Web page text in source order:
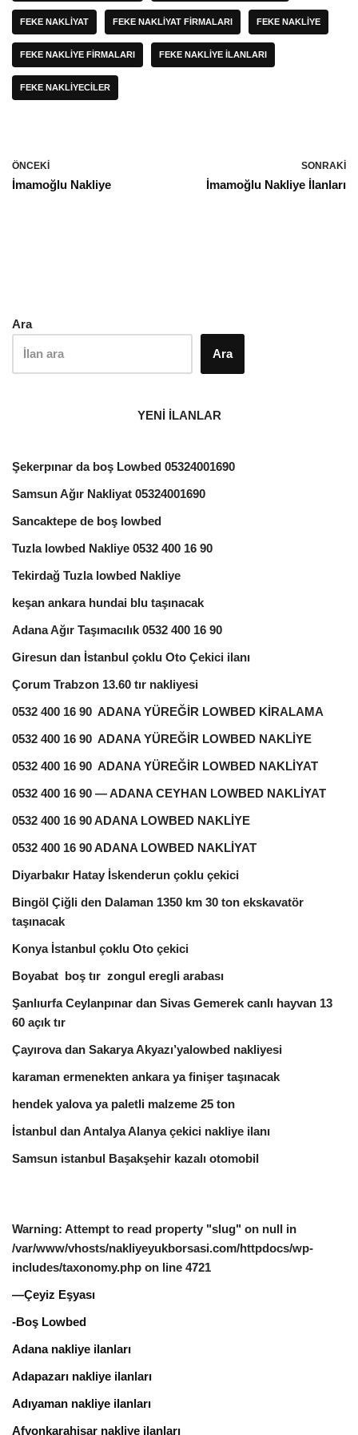
FEKE NAKLIYAT FEKE NAKLIYAT FIRMALARI FEKE NAKLIYE
FEKE NAKLIYE FIRMALARI FEKE NAKLIYE İLANLARI
FEKE NAKLIYECILER
ÖNCEKI
İmamoğlu Nakliye
SONRAKI
İmamoğlu Nakliye İlanları
Ara
Ara
YENİ İLANLAR
Şekerpınar da boş Lowbed 05324001690
Samsun Ağır Nakliyat 05324001690
Sancaktepe de boş lowbed
Tuzla lowbed Nakliye 0532 400 16 90
Tekirdağ Tuzla lowbed Nakliye
keşan ankara hundai blu taşınacak
Adana Ağır Taşımacılık 0532 400 16 90
Giresun dan İstanbul çoklu Oto Çekici ilanı
Çorum Trabzon 13.60 tır nakliyesi
0532 400 16 90 ADANA YÜREĞİR LOWBED KİRALAMA
0532 400 16 90 ADANA YÜREĞİR LOWBED NAKLİYE
0532 400 16 90 ADANA YÜREĞİR LOWBED NAKLİYAT
0532 400 16 90 — ADANA CEYHAN LOWBED NAKLİYAT
0532 400 16 90 ADANA LOWBED NAKLİYE
0532 400 16 90 ADANA LOWBED NAKLİYAT
Diyarbakır Hatay İskenderun çoklu çekici
Bingöl Çiğli den Dalaman 1350 km 30 ton ekskavatör
taşınacak
Konya İstanbul çoklu Oto çekici
Boyabat boş tır zongul eregli arabası
Şanlıurfa Ceylanpınar dan Sivas Gemerek canlı hayvan 13
60 açık tır
Çayırova dan Sakarya Akyazı’yalowbed nakliyesi
karaman ermenekten ankara ya finişer taşınacak
hendek yalova ya paletli malzeme 25 ton
İstanbul dan Antalya Alanya çekici nakliye ilanı
Samsun istanbul Başakşehir kazalı otomobil
Warning: Attempt to read property "slug" on null in
/var/www/vhosts/nakliyeyukborsasi.com/httpdocs/wp-
includes/taxonomy.php on line 4721
—Çeyiz Eşyası
-Boş Lowbed
Adana nakliye ilanları
Adapazarı nakliye ilanları
Adıyaman nakliye ilanları
Afyonkarahisar nakliye ilanları